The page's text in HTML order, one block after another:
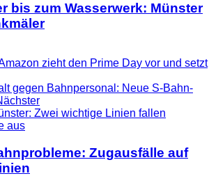
bis zum Wasserwerk: Münster
zieht den Prime Day vor und setzt
gegen Bahnpersonal: Neue S-Bahn-
Zugausfälle auf